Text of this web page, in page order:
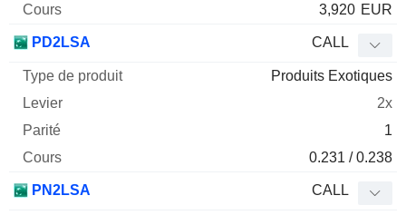
3,920 EUR
PD2LSA CALL
Produits Exotiques
2x
1
0.231 / 0.238
PN2LSA CALL